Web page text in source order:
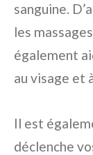
sanguine.
les
également
au visage et
Il est
déclenche